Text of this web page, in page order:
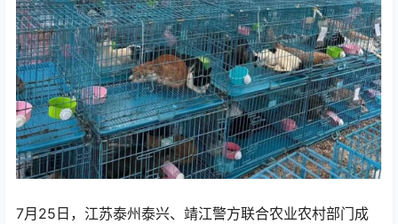
7月25日，江苏泰州泰兴、靖江警方联合农业农村部门成